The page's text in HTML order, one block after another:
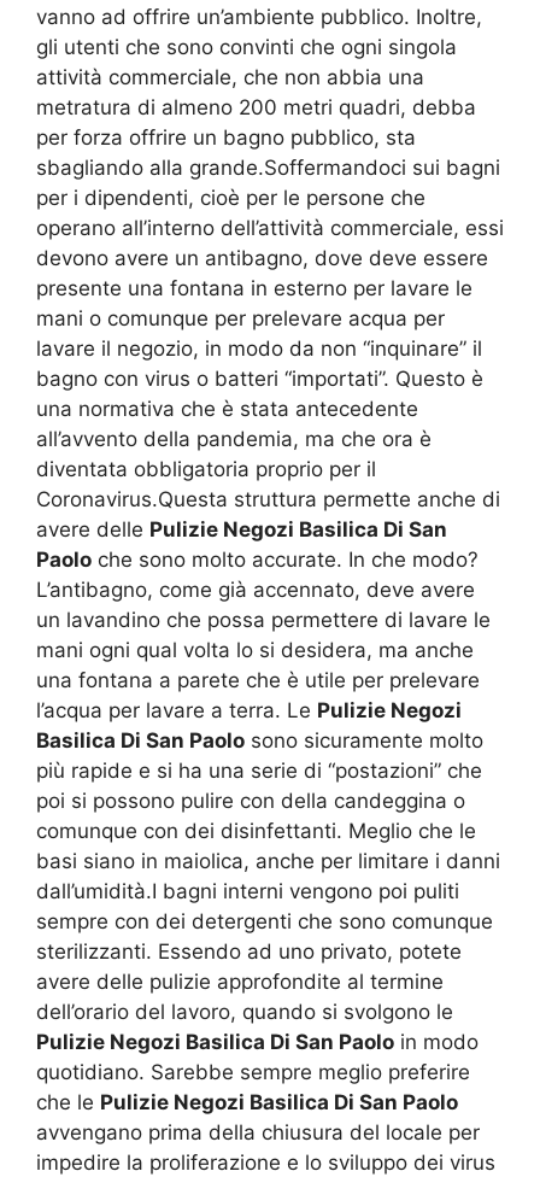
vanno ad offrire un’ambiente pubblico. Inoltre,
gli utenti che sono convinti che ogni singola
attività commerciale, che non abbia una
metratura di almeno 200 metri quadri, debba
per forza offrire un bagno pubblico, sta
sbagliando alla grande.Soffermandoci sui bagni
per i dipendenti, cioè per le persone che
operano all’interno dell’attività commerciale, essi
devono avere un antibagno, dove deve essere
presente una fontana in esterno per lavare le
mani o comunque per prelevare acqua per
lavare il negozio, in modo da non “inquinare” il
bagno con virus o batteri “importati”. Questo è
una normativa che è stata antecedente
all’avvento della pandemia, ma che ora è
diventata obbligatoria proprio per il
Coronavirus.Questa struttura permette anche di
avere delle Pulizie Negozi Basilica Di San
Paolo che sono molto accurate. In che modo?
L’antibagno, come già accennato, deve avere
un lavandino che possa permettere di lavare le
mani ogni qual volta lo si desidera, ma anche
una fontana a parete che è utile per prelevare
l’acqua per lavare a terra. Le Pulizie Negozi
Basilica Di San Paolo sono sicuramente molto
più rapide e si ha una serie di “postazioni” che
poi si possono pulire con della candeggina o
comunque con dei disinfettanti. Meglio che le
basi siano in maiolica, anche per limitare i danni
dall’umidità.I bagni interni vengono poi puliti
sempre con dei detergenti che sono comunque
sterilizzanti. Essendo ad uno privato, potete
avere delle pulizie approfondite al termine
dell’orario del lavoro, quando si svolgono le
Pulizie Negozi Basilica Di San Paolo in modo
quotidiano. Sarebbe sempre meglio preferire
che le Pulizie Negozi Basilica Di San Paolo
avvengano prima della chiusura del locale per
impedire la proliferazione e lo sviluppo dei virus